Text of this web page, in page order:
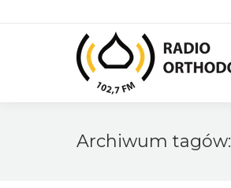
Archiwum tagów: